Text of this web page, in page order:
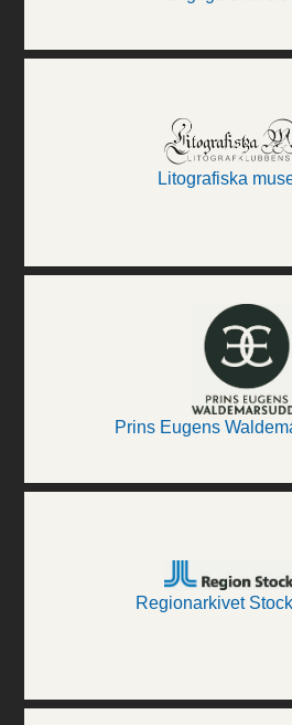
Litografiska
Prins Eugens
Regionarkivet